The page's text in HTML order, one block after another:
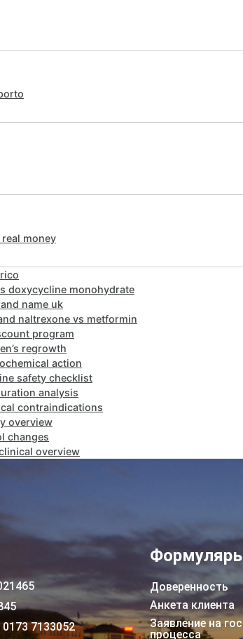
money
doxycycline monohydrate
name uk
naltrexone vs metformin
program
regrowth
action
safety checklist
analysis
contraindications
overview
changes
overview
7133052
Доверенность
Анкета клиента
Заявление на
процессa